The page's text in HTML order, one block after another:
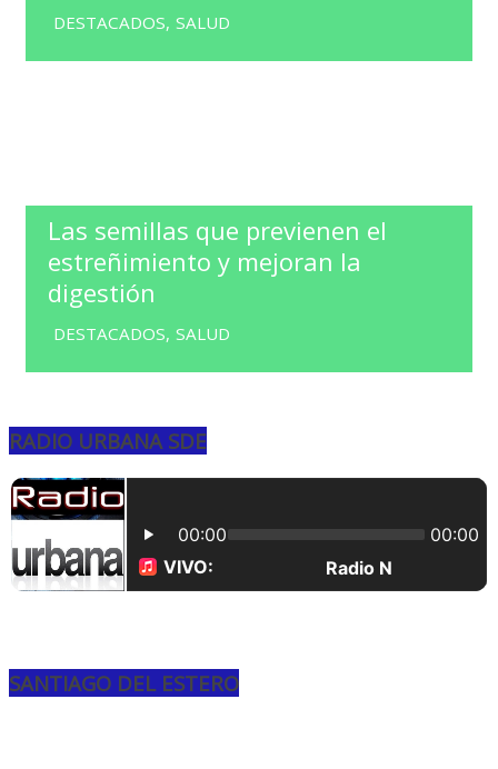
DESTACADOS, SALUD
Las semillas que previenen el
estreñimiento y mejoran la
digestión
DESTACADOS, SALUD
RADIO URBANA SDE
SANTIAGO DEL ESTERO